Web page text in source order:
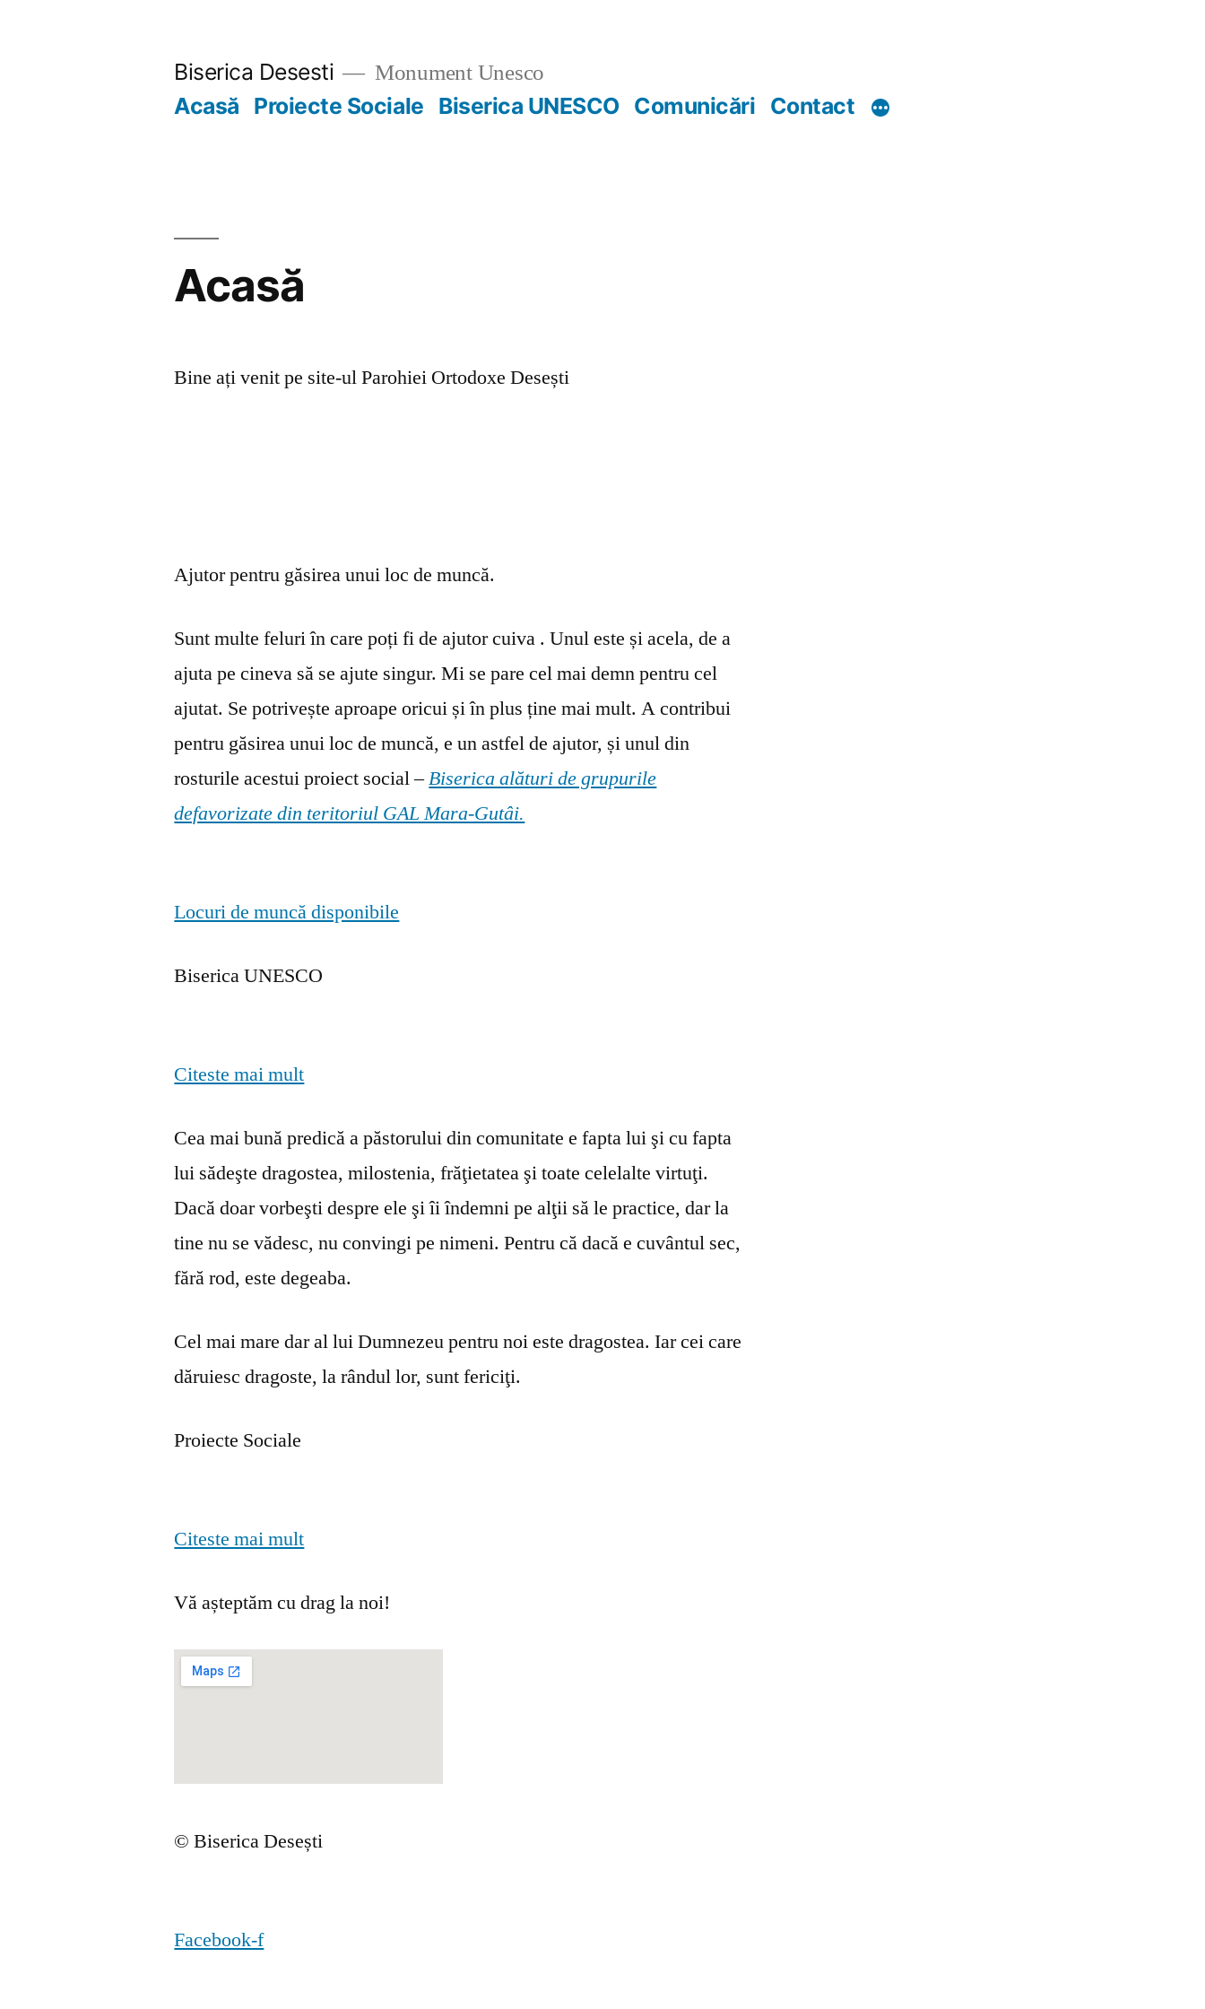
Biserica Desesti Monument Unesco
Acasă Proiecte Sociale Biserica UNESCO Comunicări Contact
Acasă
Bine ați venit pe site-ul Parohiei Ortodoxe Desești
Ajutor pentru găsirea unui loc de muncă.
Sunt multe feluri în care poți fi de ajutor cuiva . Unul este și acela, de a
ajuta pe cineva să se ajute singur. Mi se pare cel mai demn pentru cel
ajutat. Se potrivește aproape oricui și în plus ține mai mult. A contribui
pentru găsirea unui loc de muncă, e un astfel de ajutor, și unul din
rosturile acestui proiect social –Biserica alături de grupurile
defavorizate din teritoriul GAL Mara-Gutâi.
Locuri de muncă disponibile
Biserica UNESCO
Citeste mai mult
Cea mai bună predică a păstorului din comunitate e fapta lui şi cu fapta
lui sădeşte dragostea, milostenia, frăţietatea şi toate celelalte virtuţi.
Dacă doar vorbeşti despre ele şi îi îndemni pe alţii să le practice, dar la
tine nu se vă­desc, nu convingi pe nimeni. Pentru că dacă e cuvântul sec,
fără rod, este degeaba.
Cel mai mare dar al lui Dumnezeu pentru noi este dragostea. Iar cei care
dăruiesc dragoste, la rândul lor, sunt fericiţi.
Proiecte Sociale
Citeste mai mult
Vă așteptăm cu drag la noi!
© Biserica Desești
Facebook-f